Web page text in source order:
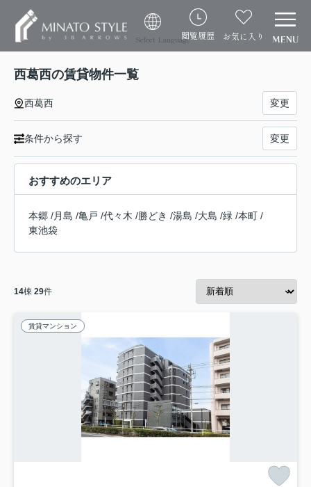
Select Language閲覧履歴 お気に入り
西葛西の賃貸物件一覧
西葛西 変更
条件から探す 変更
おすすめのエリア
本郷 /月島 /亀戸 /代々木 /勝どき /湯島 /大島 /緑 /本町 /
東池袋
14棟 29件
賃貸マンション